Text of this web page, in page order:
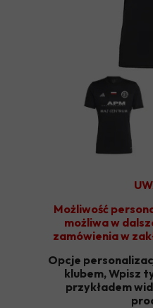
Możliwość
możliwa w
zamówienia w
Opcje
klubem, Wpisz
przykładem